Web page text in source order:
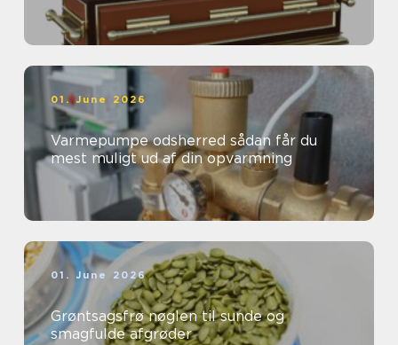
01. June 2026
Varmepumpe odsherred sådan får du
mest muligt ud af din opvarmning
01. June 2026
Grøntsagsfrø nøglen til sunde og
smagfulde afgrøder